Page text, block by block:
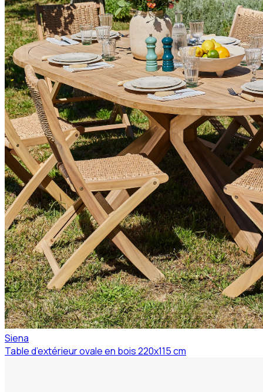
Siena
Table d’extérieur ovale en bois 220x115 cm